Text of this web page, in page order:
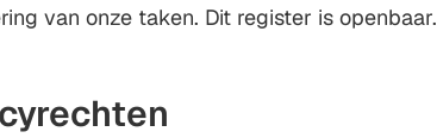
van onze taken. Dit register is openbaar.